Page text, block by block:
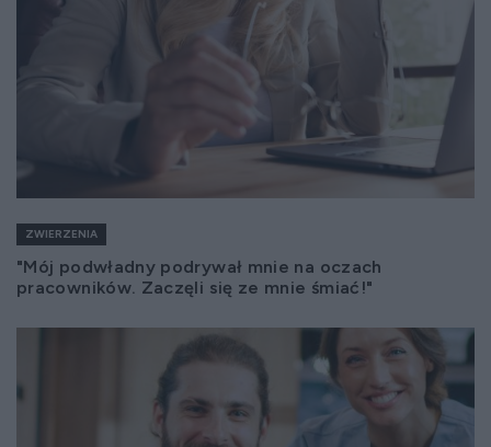
ZWIERZENIA
"Mój podwładny podrywał mnie na oczach
pracowników. Zaczęli się ze mnie śmiać!"